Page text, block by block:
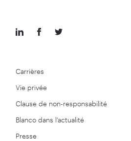
Carrières
Vie privée
Clause de non-responsabilité
Blanco dans l’actualité
Presse